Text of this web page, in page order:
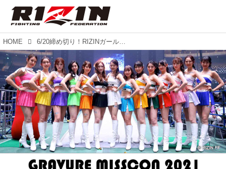
HOME 6/20締め切り！RIZINガール2021になれるチャンス！「RIZINガール2021」オーディション開催中！